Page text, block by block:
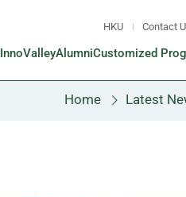
HKU Contact
InnoValleyAlumniCustomized
Home Latest